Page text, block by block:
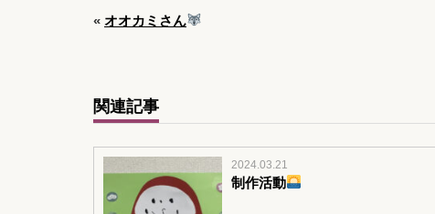
« オオカミさん
関連記事
2024.03.21
制作活動